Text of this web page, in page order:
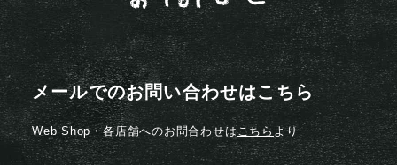
メールでのお問い合わせはこちら
Web Shop・各店舗へのお問合わせはこちら より